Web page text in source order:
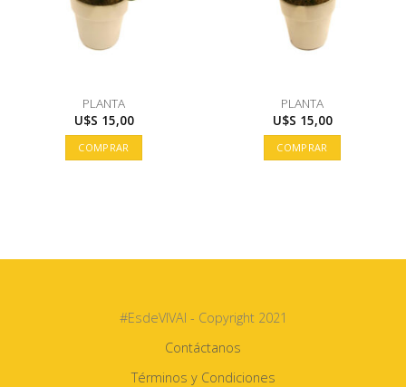
PLANTA
U$S 15,00
COMPRAR
PLANTA
U$S 15,00
COMPRAR
#EsdeVIVAI - Copyright 2021
Contáctanos
Términos y Condiciones